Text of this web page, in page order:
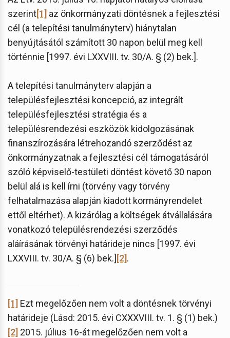
szerint[1] az önkormányzati döntésnek a fejlesztési
cél (a telepítési tanulmányterv) hiánytalan
benyújtásától számított 30 napon belül meg kell
történnie [1997. évi LXXVIII. tv. 30/A. § (2) bek.].
A telepítési tanulmányterv alapján a
településfejlesztési koncepció, az integrált
településfejlesztési stratégia és a
településrendezési eszközök kidolgozásának
finanszírozására létrehozandó szerződést az
önkormányzatnak a fejlesztési cél támogatásáról
szóló képviselő-testületi döntést követő 30 napon
belül alá is kell írni (törvény vagy törvény
felhatalmazása alapján kiadott kormányrendelet
ettől eltérhet). A kizárólag a költségek átvállalására
vonatkozó településrendezési szerződés
aláírásának törvényi határideje nincs [1997. évi
LXXVIII. tv. 30/A. § (6) bek.] [2].
[1] Ezt megelőzően nem volt a döntésnek törvényi
határideje (Lásd: 2015. évi CXXXVIII. tv. 1. § (1) bek.)
[2] 2015. július 16-át megelőzően nem volt a